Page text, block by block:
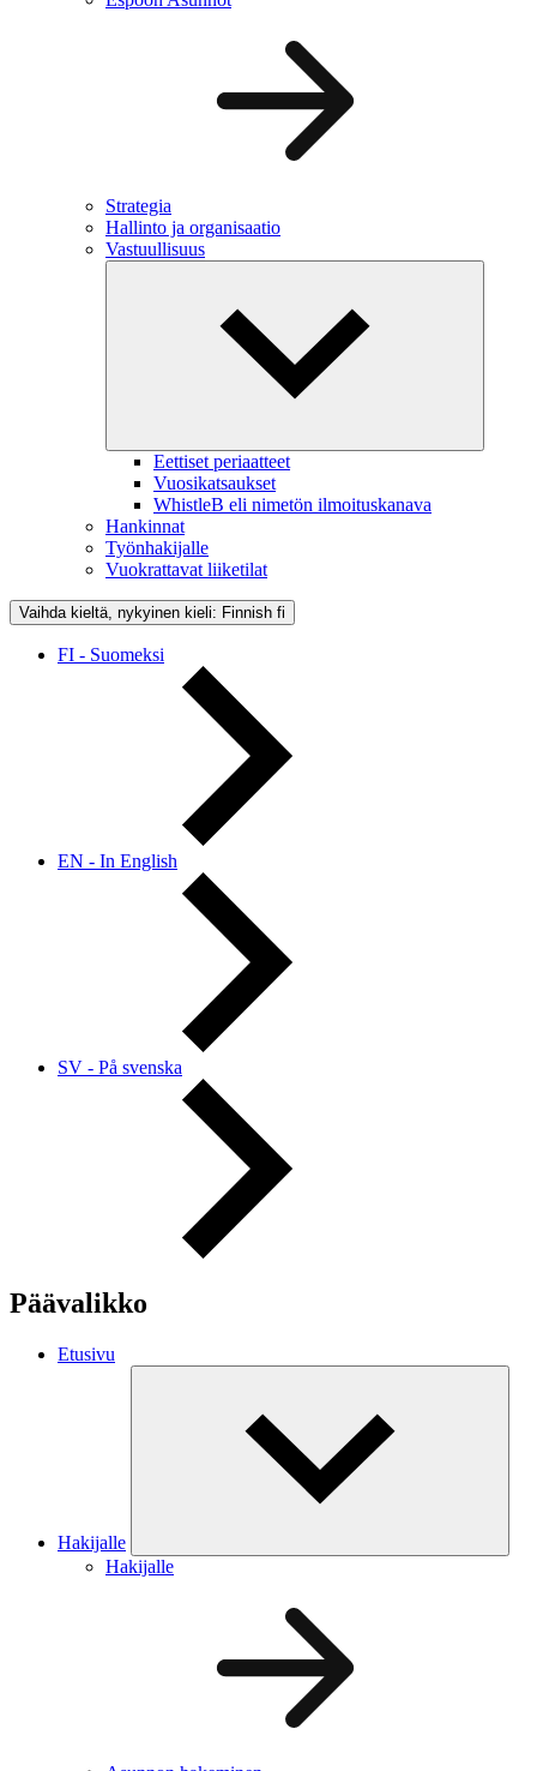
Strategia
Hallinto ja organisaatio
Vastuullisuus
Eettiset periaatteet
Vuosikatsaukset
WhistleB eli nimetön ilmoituskanava
Hankinnat
Työnhakijalle
Vuokrattavat liiketilat
Vaihda kieltä, nykyinen kieli: Finnish fi
FI - Suomeksi
EN - In English
SV - På svenska
Päävalikko
Etusivu
Hakijalle
Hakijalle